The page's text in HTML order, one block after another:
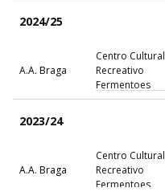
2024/25
A.A. Braga
Centro Cultural
Recreativo
Fermentoes
2023/24
A.A. Braga
Centro Cultural
Recreativo
Fermentoes